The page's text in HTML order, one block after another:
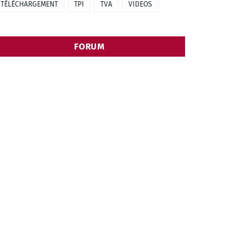
TÉLÉCHARGEMENT TPI TVA VIDEOS
FORUM